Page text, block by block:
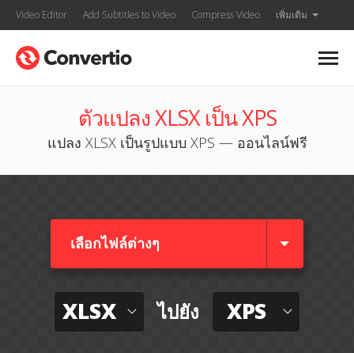
Video Editor Add Subtitles to Video Compress Video เพิ่มเติม
ตัวแปลง XLSX เป็น XPS
แปลง XLSX เป็นรูปแบบ XPS — ออนไลน์ฟรี
เลือกไฟล์ต่างๆ​
XLSX ไปยัง XPS